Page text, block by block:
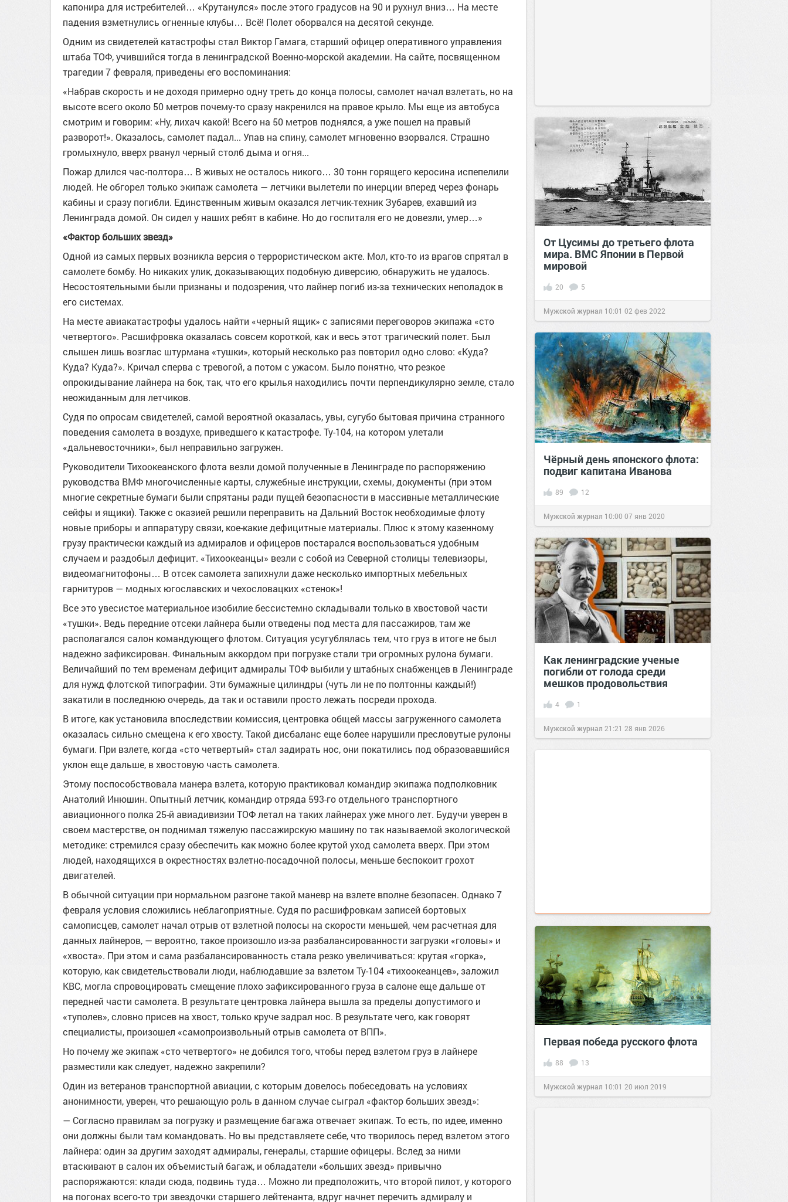
капонира для истребителей… «Крутанулся» после этого градусов на 90 и рухнул вниз… На месте
падения взметнулись огненные клубы… Всё! Полет оборвался на десятой секунде.
Одним из свидетелей катастрофы стал Виктор Гамага, старший офицер оперативного управления
штаба ТОФ, учившийся тогда в ленинградской Военно-морской академии. На сайте, посвященном
трагедии 7 февраля, приведены его воспоминания:
«Набрав скорость и не доходя примерно одну треть до конца полосы, самолет начал взлетать, но на
высоте всего около 50 метров почему-то сразу накренился на правое крыло. Мы еще из автобуса
смотрим и говорим: «Ну, лихач какой! Всего на 50 метров поднялся, а уже пошел на правый
разворот!». Оказалось, самолет падал... Упав на спину, самолет мгновенно взорвался. Страшно
громыхнуло, вверх рванул черный столб дыма и огня...
Пожар длился час-полтора… В живых не осталось никого… 30 тонн горящего керосина испепелили
людей. Не обгорел только экипаж самолета — летчики вылетели по инерции вперед через фонарь
кабины и сразу погибли. Единственным живым оказался летчик-техник Зубарев, ехавший из
Ленинграда домой. Он сидел у наших ребят в кабине. Но до госпиталя его не довезли, умер…»
«Фактор больших звезд»
Одной из самых первых возникла версия о террористическом акте. Мол, кто-то из врагов спрятал в
самолете бомбу. Но никаких улик, доказывающих подобную диверсию, обнаружить не удалось.
Несостоятельными были признаны и подозрения, что лайнер погиб из-за технических неполадок в
его системах.
На месте авиакатастрофы удалось найти «черный ящик» с записями переговоров экипажа «сто
четвертого». Расшифровка оказалась совсем короткой, как и весь этот трагический полет. Был
слышен лишь возглас штурмана «тушки», который несколько раз повторил одно слово: «Куда?
Куда? Куда?». Кричал сперва с тревогой, а потом с ужасом. Было понятно, что резкое
опрокидывание лайнера на бок, так, что его крылья находились почти перпендикулярно земле, стало
неожиданным для летчиков.
Судя по опросам свидетелей, самой вероятной оказалась, увы, сугубо бытовая причина странного
поведения самолета в воздухе, приведшего к катастрофе. Ту-104, на котором улетали
«дальневосточники», был неправильно загружен.
Руководители Тихоокеанского флота везли домой полученные в Ленинграде по распоряжению
руководства ВМФ многочисленные карты, служебные инструкции, схемы, документы (при этом
многие секретные бумаги были спрятаны ради пущей безопасности в массивные металлические
сейфы и ящики). Также с оказией решили переправить на Дальний Восток необходимые флоту
новые приборы и аппаратуру связи, кое-какие дефицитные материалы. Плюс к этому казенному
грузу практически каждый из адмиралов и офицеров постарался воспользоваться удобным
случаем и раздобыл дефицит. «Тихоокеанцы» везли с собой из Северной столицы телевизоры,
видеомагнитофоны… В отсек самолета запихнули даже несколько импортных мебельных
гарнитуров — модных югославских и чехословацких «стенок»!
Все это увесистое материальное изобилие бессистемно складывали только в хвостовой части
«тушки». Ведь передние отсеки лайнера были отведены под места для пассажиров, там же
располагался салон командующего флотом. Ситуация усугублялась тем, что груз в итоге не был
надежно зафиксирован. Финальным аккордом при погрузке стали три огромных рулона бумаги.
Величайший по тем временам дефицит адмиралы ТОФ выбили у штабных снабженцев в Ленинграде
для нужд флотской типографии. Эти бумажные цилиндры (чуть ли не по полтонны каждый!)
закатили в последнюю очередь, да так и оставили просто лежать посреди прохода.
В итоге, как установила впоследствии комиссия, центровка общей массы загруженного самолета
оказалась сильно смещена к его хвосту. Такой дисбаланс еще более нарушили пресловутые рулоны
бумаги. При взлете, когда «сто четвертый» стал задирать нос, они покатились под образовавшийся
уклон еще дальше, в хвостовую часть самолета.
Этому поспособствовала манера взлета, которую практиковал командир экипажа подполковник
Анатолий Инюшин. Опытный летчик, командир отряда 593-го отдельного транспортного
авиационного полка 25-й авиадивизии ТОФ летал на таких лайнерах уже много лет. Будучи уверен в
своем мастерстве, он поднимал тяжелую пассажирскую машину по так называемой экологической
методике: стремился сразу обеспечить как можно более крутой уход самолета вверх. При этом
людей, находящихся в окрестностях взлетно-посадочной полосы, меньше беспокоит грохот
двигателей.
В обычной ситуации при нормальном разгоне такой маневр на взлете вполне безопасен. Однако 7
февраля условия сложились неблагоприятные. Судя по расшифровкам записей бортовых
самописцев, самолет начал отрыв от взлетной полосы на скорости меньшей, чем расчетная для
данных лайнеров, — вероятно, такое произошло из-за разбалансированности загрузки «головы» и
«хвоста». При этом и сама разбалансированность стала резко увеличиваться: крутая «горка»,
которую, как свидетельствовали люди, наблюдавшие за взлетом Ту-104 «тихоокеанцев», заложил
КВС, могла спровоцировать смещение плохо зафиксированного груза в салоне еще дальше от
передней части самолета. В результате центровка лайнера вышла за пределы допустимого и
«туполев», словно присев на хвост, только круче задрал нос. В результате чего, как говорят
специалисты, произошел «самопроизвольный отрыв самолета от ВПП».
Но почему же экипаж «сто четвертого» не добился того, чтобы перед взлетом груз в лайнере
разместили как следует, надежно закрепили?
Один из ветеранов транспортной авиации, с которым довелось побеседовать на условиях
анонимности, уверен, что решающую роль в данном случае сыграл «фактор больших звезд»:
— Согласно правилам за погрузку и размещение багажа отвечает экипаж. То есть, по идее, именно
они должны были там командовать. Но вы представляете себе, что творилось перед взлетом этого
лайнера: один за другим заходят адмиралы, генералы, старшие офицеры. Вслед за ними
втаскивают в салон их объемистый багаж, и обладатели «больших звезд» привычно
распоряжаются: клади сюда, подвинь туда… Можно ли предположить, что второй пилот, у которого
на погонах всего-то три звездочки старшего лейтенанта, вдруг начнет перечить адмиралу и
От Цусимы до третьего флота
мира. ВМС Японии в Первой
мировой
20 5
Мужской журнал 10:01 02 фев 2022
Чёрный день японского флота:
подвиг капитана Иванова
89 12
Мужской журнал 10:00 07 янв 2020
Как ленинградские ученые
погибли от голода среди
мешков продовольствия
4 1
Мужской журнал 21:21 28 янв 2026
Первая победа русского флота
88 13
Мужской журнал 10:01 20 июл 2019